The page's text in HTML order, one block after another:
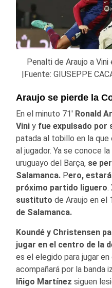
Penalti de Araujo a
|Fuente: GIUSEPPE
Araujo se pierde la
En el minuto 71′ Ronald
Vini y fue expulsado por
patada al tobillo en la
al jugador. Ya se conoce
uruguayo del Barça, se
Salamanca. Pero,
próximo partido liguero.
sustituto de Araujo en el
de Salamanca.
Koundé y Christensen
jugar en el centro de la
es el elegido para jugar
acompañará por la banda
Iñigo Martínez siguen